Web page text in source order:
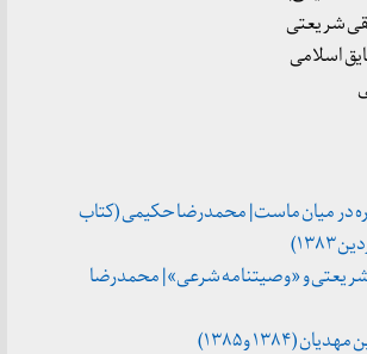
شریعتی
اسلامی
در میان ماست | محمدرضا حکیمی (کتاب
شریعتی و «وصیتنامه شرعی» | محمدرضا
(۱۳۸۴ و ۱۳۸۵)